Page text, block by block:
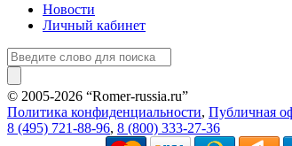
Новости
Личный кабинет
© 2005-2026 “Romer-russia.ru”
Политика конфиденциальности, Публичная
8 (495) 721-88-96, 8 (800) 333-27-36